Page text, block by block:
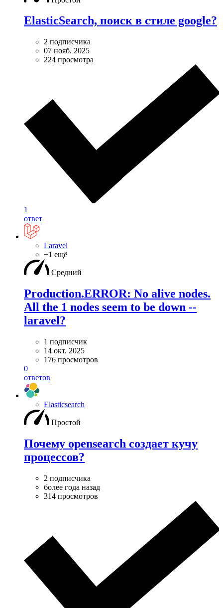
ElasticSearch, поиск в стиле google?
2 подписчика
07 нояб. 2025
224 просмотра
1
ответ
Laravel
+1 ещё
Средний
Production.ERROR: No alive nodes.
All the 1 nodes seem to be down --
laravel?
1 подписчик
14 окт. 2025
176 просмотров
0
ответов
Elasticsearch
Простой
Почему opensearch создает кучу
процессов?
2 подписчика
более года назад
314 просмотров